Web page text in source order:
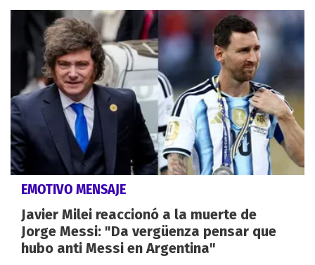
EMOTIVO MENSAJE
Javier Milei reaccionó a la muerte de
Jorge Messi: "Da vergüenza pensar que
hubo anti Messi en Argentina"